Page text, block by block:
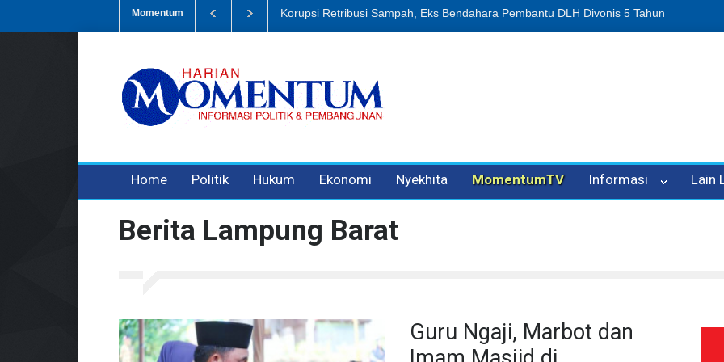
Momentum Dugaan Penipuan Oleh Oknum Kadis, Kuasa Hukum Pelapor Desak Polisi Tetapkan P-
Home Politik Hukum Ekonomi Nyekhita MomentumTV Informasi Lain
Berita Lampung Barat
Guru Ngaji, Marbot dan